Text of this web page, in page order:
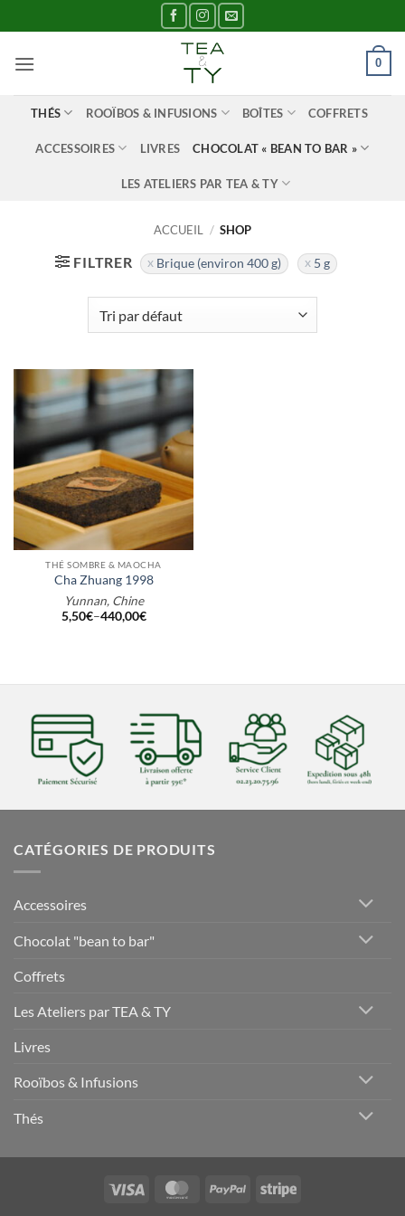
au
contenu
0
THÉS ROOÏBOS & INFUSIONS BOÎTES COFFRETS
ACCESSOIRES LIVRES CHOCOLAT « BEAN TO BAR »
LES ATELIERS PAR TEA & TY
ACCUEIL / SHOP
FILTRER Brique (environ 400 g) 5 g
THÉ SOMBRE & MAOCHA
Cha Zhuang 1998
Yunnan, Chine
5,50€–440,00€
CATÉGORIES DE PRODUITS
Accessoires
Chocolat "bean to bar"
Coffrets
Les Ateliers par TEA & TY
Livres
Rooïbos & Infusions
Thés
Visa MasterCardPayPal Stripe